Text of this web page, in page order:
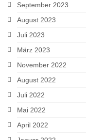
September 2023
August 2023
Juli 2023
März 2023
November 2022
August 2022
Juli 2022
Mai 2022
April 2022